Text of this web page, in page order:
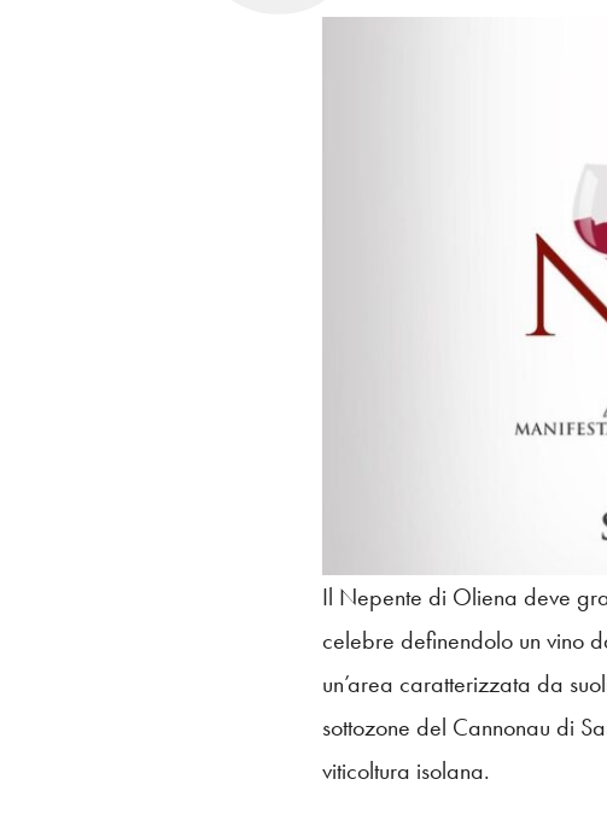
Il Nepente di Oliena deve
celebre definendolo un vino
un’area caratterizzata da
sottozone del Cannonau di
viticoltura isolana.